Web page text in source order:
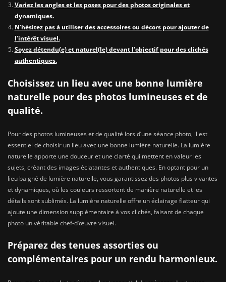
Variez les angles et les poses pour des photos originales et
dynamiques.
N’hésitez pas à utiliser des accessoires ou décors pour ajouter de
l’intérêt visuel.
Soyez détendu(e) et naturel(le) devant l’objectif pour des clichés
authentiques.
Choisissez un lieu avec une bonne lumière
naturelle pour des photos lumineuses et de
qualité.
Pour des photos lumineuses et de qualité lors d’une séance photo, il est
essentiel de choisir un lieu avec une bonne lumière naturelle. La lumière
naturelle apporte une douceur et une clarté qui mettent en valeur les
sujets, créant des images éclatantes et authentiques. En optant pour un
lieu baigné de lumière naturelle, vous garantissez des photos plus vivantes
et dynamiques, où les couleurs ressortent de manière naturelle et les
détails sont sublimés. La lumière naturelle offre un éclairage flatteur qui
ajoute une dimension supplémentaire à vos clichés, faisant de chaque
photo un véritable chef-d’œuvre visuel.
Préparez des tenues assorties ou
complémentaires pour un rendu harmonieux.